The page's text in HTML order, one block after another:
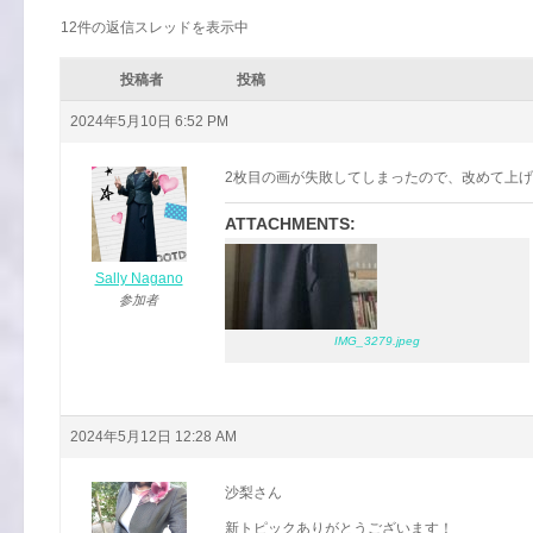
12件の返信スレッドを表示中
投稿者 投稿
2024年5月10日 6:52 PM
Sally Nagano
参加者
2枚目の画が失敗してしまったので、改めて上げ
ATTACHMENTS:
IMG_3279.jpeg
2024年5月12日 12:28 AM
沙梨さん
新トピックありがとうございます！